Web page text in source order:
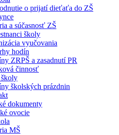
o prijatí dieťaťa do ZŠ
a súčasnosť ZŠ
školy
vyučovania
hodín
ZRPŠ a zasadnutí PR
činnosť
školy
školských prázdnin
dokumenty
ovocie
MŠ